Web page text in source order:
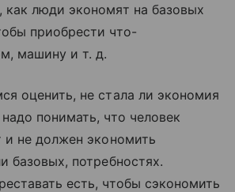
люди экономят на базовых
приобрести что-
машину и т. д.
оценить, не стала ли экономия
понимать, что человек
и не должен экономить
базовых, потребностях.
есть, чтобы сэкономить